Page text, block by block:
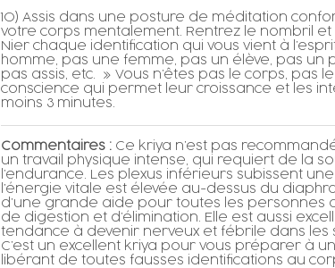
10) Assis dans une posture de méditation
votre corps mentalement. Rentrez le nombril et
Nier chaque identification qui vous vient à
homme, pas une femme, pas un élève, pas un
pas assis, etc. » Vous n’êtes pas le corps, pas
conscience qui permet leur croissance et les
moins 3 minutes.
Commentaires : Ce kriya n’est pas
un travail physique intense, qui requiert de la
l’endurance. Les plexus inférieurs subissent
l’énergie vitale est élevée au-dessus du
d’une grande aide pour toutes les personnes
de digestion et d’élimination. Elle est aussi
tendance à devenir nerveux et fébrile dans les
C’est un excellent kriya pour vous préparer à
libérant de toutes fausses identifications au